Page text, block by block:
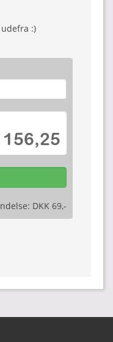
:)
DKK 69,-